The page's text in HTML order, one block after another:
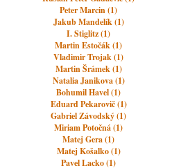
Peter Marcin (1)
Jakub Mandelík (1)
I. Stiglitz (1)
Martin Estočák (1)
Vladimir Trojak (1)
Martin Šrámek (1)
Natalia Janikova (1)
Bohumil Havel (1)
Eduard Pekarovič (1)
Gabriel Závodský (1)
Miriam Potočná (1)
Matej Gera (1)
Matej Košalko (1)
Pavel Lacko (1)